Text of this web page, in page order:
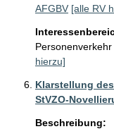
AFGBV [alle RV
Personenverkehr
hierzu]
Klarstellung
StVZO-
Beschreibung: